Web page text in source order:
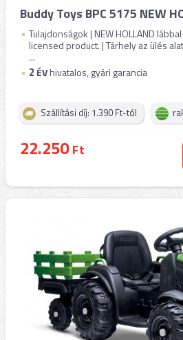
Buddy Toys BPC 5175 NEW
Tulajdonságok | NEW HOLLAND
licensed product. | Tárhely az ülés
...
2 ÉVhivatalos, gyári garancia
Szállítási díj: 1.390 Ft-tól
22.250Ft